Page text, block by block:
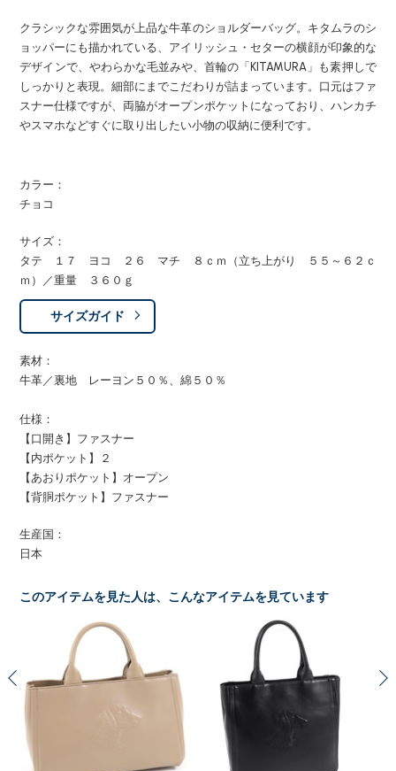
クラシックな雰囲気が上品な牛革のショルダーバッグ。キタムラのシ
ョッパーにも描かれている、アイリッシュ・セターの横顔が印象的な
デザインで、やわらかな毛並みや、首輪の「KITAMURA」も素押しで
しっかりと表現。細部にまでこだわりが詰まっています。口元はファ
スナー仕様ですが、両脇がオープンポケットになっており、ハンカチ
やスマホなどすぐに取り出したい小物の収納に便利です。
カラー：
チョコ
サイズ：
タテ １７ ヨコ ２６ マチ ８ｃｍ（立ち上がり ５５～６２ｃ
ｍ）／重量 ３６０ｇ
サイズガイド
素材：
牛革／裏地 レーヨン５０％、綿５０％
仕様：
【口開き】ファスナー
【内ポケット】２
【あおりポケット】オープン
【背胴ポケット】ファスナー
生産国：
日本
このアイテムを見た人は、こんなアイテムを見ています